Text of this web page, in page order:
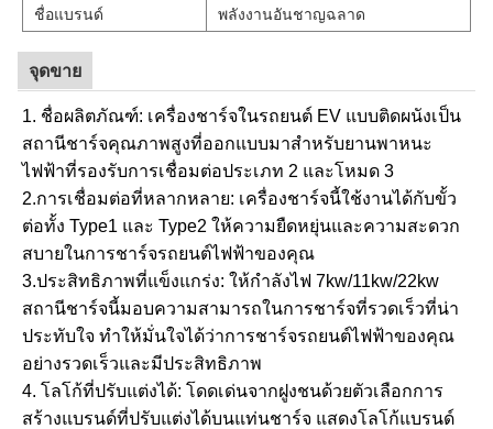
ชื่อแบรนด์
พลังงานอันชาญฉลาด
จุดขาย
1. ชื่อผลิตภัณฑ์: เครื่องชาร์จในรถยนต์ EV แบบติดผนังเป็น
สถานีชาร์จคุณภาพสูงที่ออกแบบมาสำหรับยานพาหนะ
ไฟฟ้าที่รองรับการเชื่อมต่อประเภท 2 และโหมด 3
2.การเชื่อมต่อที่หลากหลาย: เครื่องชาร์จนี้ใช้งานได้กับขั้ว
ต่อทั้ง Type1 และ Type2 ให้ความยืดหยุ่นและความสะดวก
สบายในการชาร์จรถยนต์ไฟฟ้าของคุณ
3.ประสิทธิภาพที่แข็งแกร่ง: ให้กำลังไฟ 7kw/11kw/22kw
สถานีชาร์จนี้มอบความสามารถในการชาร์จที่รวดเร็วที่น่า
ประทับใจ ทำให้มั่นใจได้ว่าการชาร์จรถยนต์ไฟฟ้าของคุณ
อย่างรวดเร็วและมีประสิทธิภาพ
4. โลโก้ที่ปรับแต่งได้: โดดเด่นจากฝูงชนด้วยตัวเลือกการ
สร้างแบรนด์ที่ปรับแต่งได้บนแท่นชาร์จ แสดงโลโก้แบรนด์